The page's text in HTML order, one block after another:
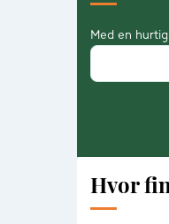
Med en
Hvor